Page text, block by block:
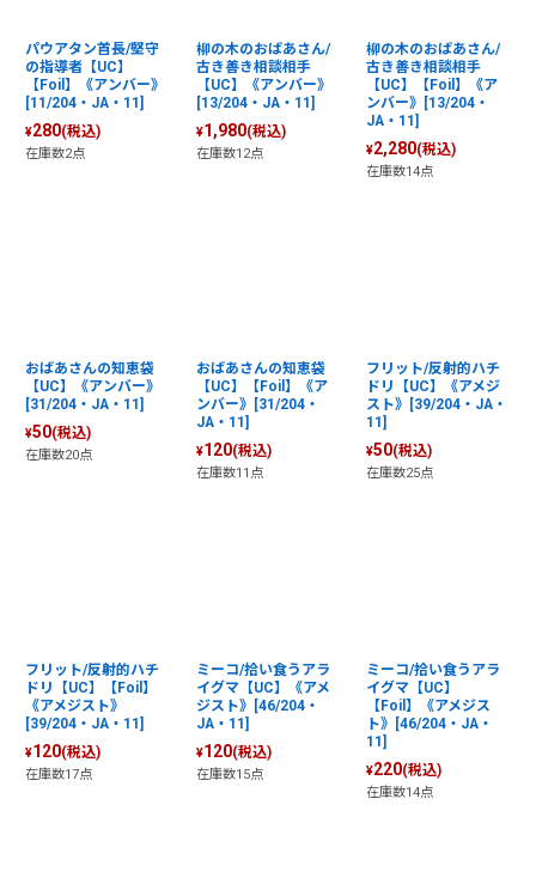
パウアタン首長/堅守
の指導者【UC】
【Foil】《アンバー》
[11/204・JA・11]
¥280(税込)
在庫数2点
柳の木のおばあさん/
古き善き相談相手
【UC】《アンバー》
[13/204・JA・11]
¥1,980(税込)
在庫数12点
柳の木のおばあさん/
古き善き相談相手
【UC】【Foil】《ア
ンバー》[13/204・
JA・11]
¥2,280(税込)
在庫数14点
おばあさんの知恵袋
【UC】《アンバー》
[31/204・JA・11]
¥50(税込)
在庫数20点
おばあさんの知恵袋
【UC】【Foil】《ア
ンバー》[31/204・
JA・11]
¥120(税込)
在庫数11点
フリット/反射的ハチ
ドリ【UC】《アメジ
スト》[39/204・JA・
11]
¥50(税込)
在庫数25点
フリット/反射的ハチ
ドリ【UC】【Foil】
《アメジスト》
[39/204・JA・11]
¥120(税込)
在庫数17点
ミーコ/拾い食うアラ
イグマ【UC】《アメ
ジスト》[46/204・
JA・11]
¥120(税込)
在庫数15点
ミーコ/拾い食うアラ
イグマ【UC】
【Foil】《アメジス
ト》[46/204・JA・
11]
¥220(税込)
在庫数14点